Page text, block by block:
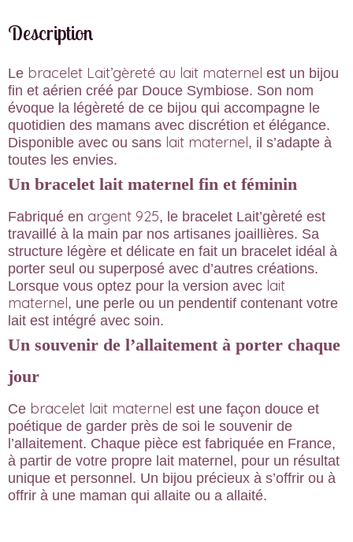
Description
Le bracelet Lait’gèreté au lait maternel est un bijou
fin et aérien créé par Douce Symbiose. Son nom
évoque la légèreté de ce bijou qui accompagne le
quotidien des mamans avec discrétion et élégance.
Disponible avec ou sans lait maternel, il s’adapte à
toutes les envies.
Un bracelet lait maternel fin et féminin
Fabriqué en argent 925, le bracelet Lait’gèreté est
travaillé à la main par nos artisanes joaillières. Sa
structure légère et délicate en fait un bracelet idéal à
porter seul ou superposé avec d’autres créations.
Lorsque vous optez pour la version avec lait
maternel, une perle ou un pendentif contenant votre
lait est intégré avec soin.
Un souvenir de l’allaitement à porter chaque
jour
Ce bracelet lait maternel est une façon douce et
poétique de garder près de soi le souvenir de
l’allaitement. Chaque pièce est fabriquée en France,
à partir de votre propre lait maternel, pour un résultat
unique et personnel. Un bijou précieux à s’offrir ou à
offrir à une maman qui allaite ou a allaité.